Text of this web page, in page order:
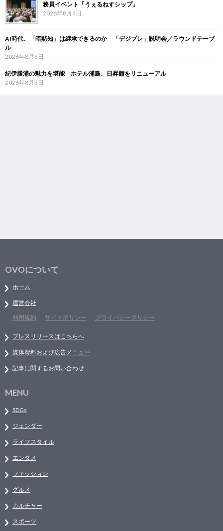
務員イベント「うぇるねすシップ」
2026年8月4日
AI時代、「暗黙知」は継承できるのか 「デジブレ」説明会／ラウンドテーブ
ル
2026年8月3日
紀伊勝浦の魅力を堪能 ホテル浦島、日昇館をリニューアル
2026年8月3日
OVOについて
ホーム
運営会社
利用規約
サイトポリシー プライバシーポリシー
プレスリリースはこちらへ
媒体資料および広告メニュー
記事に関するお問い合わせ
MENU
SDGs
ジェンダー
ライフスタイル
エンタメ
ファッション
グルメ
カルチャー
スポーツ